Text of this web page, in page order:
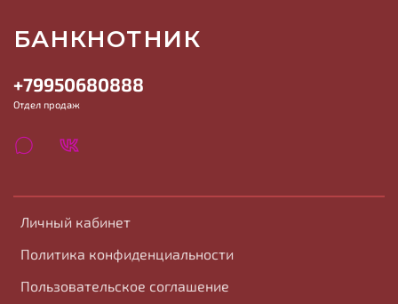
Личный кабинет
Политика конфиденциальности
Пользовательское соглашение
+79950680888
Отдел продаж
БАНКНОТНИК